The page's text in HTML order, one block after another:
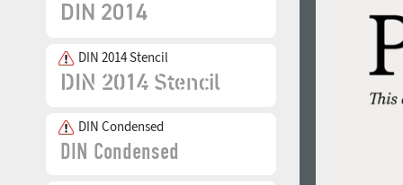
DIN 2014 Stencil
DIN Condensed